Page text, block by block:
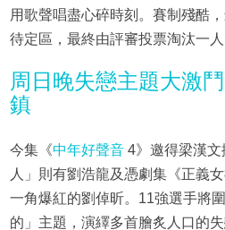
用歌聲唱盡心碎時刻。賽制殘酷
待定區，最終由評審投票淘汰一
周日晚失戀主題大激
鎮
今集《中年好聲音4》邀得梁漢文
人」則有劉浩龍及憑劇集《正義
一角爆紅的劉倬昕。11強選手將
的」主題，演繹多首膾炙人口的